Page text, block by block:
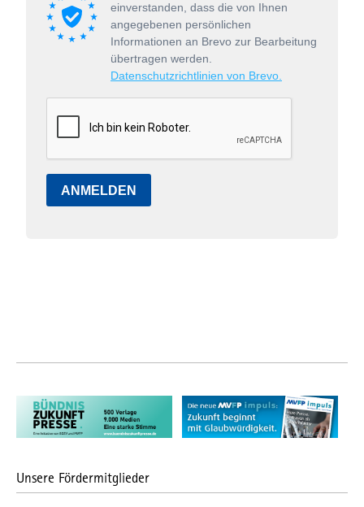
einverstanden, dass die von Ihnen
angegebenen persönlichen
Informationen an Brevo zur Bearbeitung
übertragen werden.
Datenschutzrichtlinien von Brevo.
ANMELDEN
Unsere Fördermitglieder